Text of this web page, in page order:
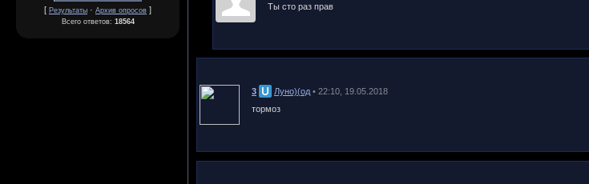
[ Результаты · Архив опросов ]
Всего ответов: 18564
Ты сто раз прав
3 Луно)(од • 22:10, 19.05.2018
тормоз